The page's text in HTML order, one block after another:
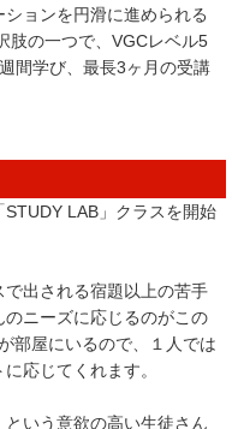
ョンを円滑に進められる
肢の一つで、VGCレベル5
間学び、最長3ヶ月の受講
LAB」クラスを開始
出される宿題以上の苦手
ニーズに応じるのがこの
部屋にいるので、１人では
応じてくれます。
いう意欲の高い生徒さん